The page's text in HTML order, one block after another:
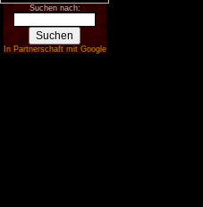
Suchen nach:
In Partnerschaft mit Google